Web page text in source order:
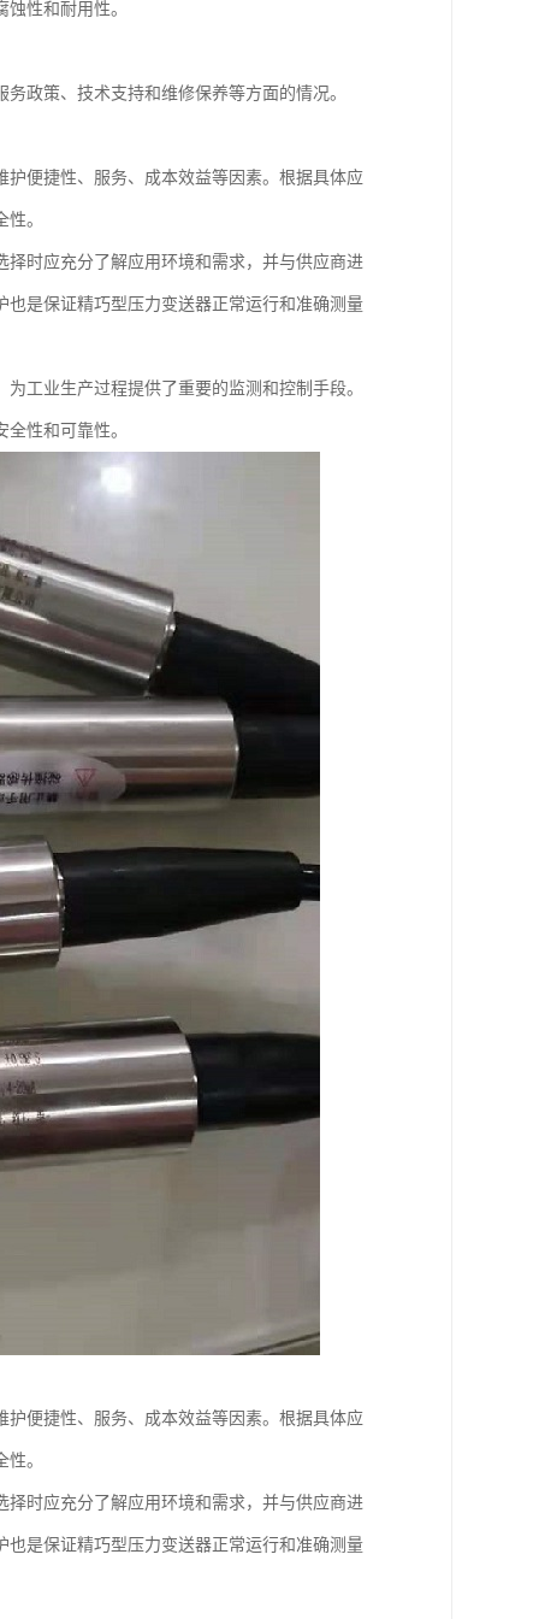
性和耐用性。
政策、技术支持和维修保养等方面的情况。
便捷性、服务、成本效益等因素。根据具体应
。
时应充分了解应用环境和需求，并与供应商进
是保证精巧型压力变送器正常运行和准确测量
工业生产过程提供了重要的监测和控制手段。
性和可靠性。
便捷性、服务、成本效益等因素。根据具体应
。
时应充分了解应用环境和需求，并与供应商进
是保证精巧型压力变送器正常运行和准确测量